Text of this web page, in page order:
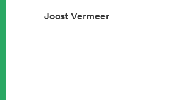
Joost Vermeer